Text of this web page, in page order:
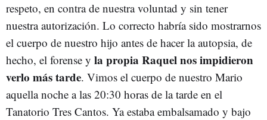
respeto, en contra de nuestra voluntad y sin tener
nuestra autorización. Lo correcto habría sido mostrarnos
el cuerpo de nuestro hijo antes de hacer la autopsia, de
hecho, el forense y la propia Raquel nos impidieron
verlo más tarde. Vimos el cuerpo de nuestro Mario
aquella noche a las 20:30 horas de la tarde en el
Tanatorio Tres Cantos. Ya estaba embalsamado y bajo